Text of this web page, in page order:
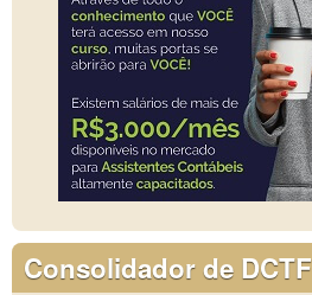
Consolidador de DCTF